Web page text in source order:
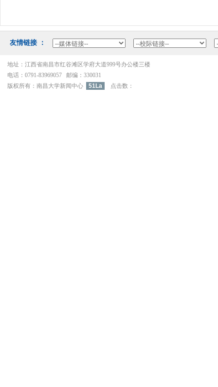
友情链接：
地址：江西省南昌市红谷滩区学府大道999号办公楼三楼
电话：0791-83969057邮编：330031
版权所有：南昌大学新闻中心
51La 点击数：